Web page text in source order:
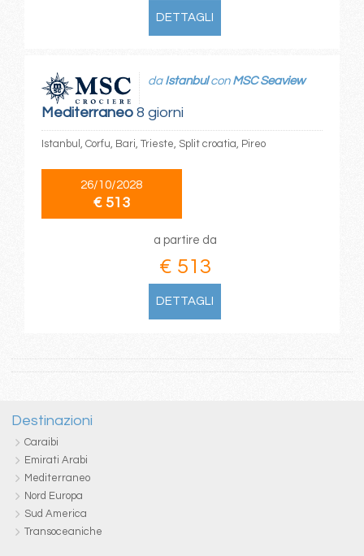
DETTAGLI
Mediterraneo8 giorni
da Istanbulcon MSC Seaview
Istanbul, Corfu, Bari, Trieste, Split croatia, Pireo
26/10/2028
€ 513
a partire da
€ 513
DETTAGLI
Destinazioni
Caraibi
Emirati Arabi
Mediterraneo
Nord Europa
Sud America
Transoceaniche